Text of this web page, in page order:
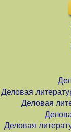
Деловая
Деловая
Деловая